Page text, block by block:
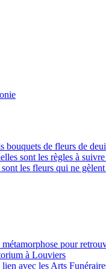
bouquets de fleurs de
sont les règles à
les fleurs qui ne gèlent
pour
à Louviers
avec les Arts